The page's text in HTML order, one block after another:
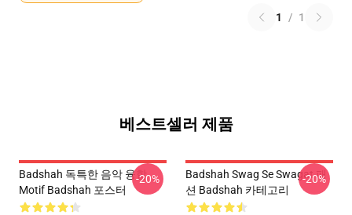
1 / 1
베스트셀러 제품
Badshah 독특한 음악 융합
Motif Badshah 포스터
-20%
Badshah Swag Se Swagat 패
션 Badshah 카테고리
-20%